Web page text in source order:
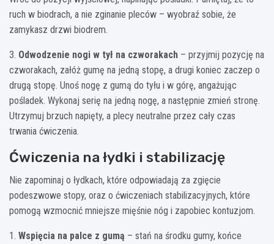
ruch w biodrach, a nie zginanie pleców – wyobraź sobie, że
zamykasz drzwi biodrem.
3. Odwodzenie nogi w tył na czworakach – przyjmij pozycję na
czworakach, załóż gumę na jedną stopę, a drugi koniec zaczep o
drugą stopę. Unoś nogę z gumą do tyłu i w górę, angażując
pośladek. Wykonaj serię na jedną nogę, a następnie zmień stronę.
Utrzymuj brzuch napięty, a plecy neutralne przez cały czas
trwania ćwiczenia.
Ćwiczenia na łydki i stabilizację
Nie zapominaj o łydkach, które odpowiadają za zgięcie
podeszwowe stopy, oraz o ćwiczeniach stabilizacyjnych, które
pomogą wzmocnić mniejsze mięśnie nóg i zapobiec kontuzjom.
1. Wspięcia na palce z gumą – stań na środku gumy, końce